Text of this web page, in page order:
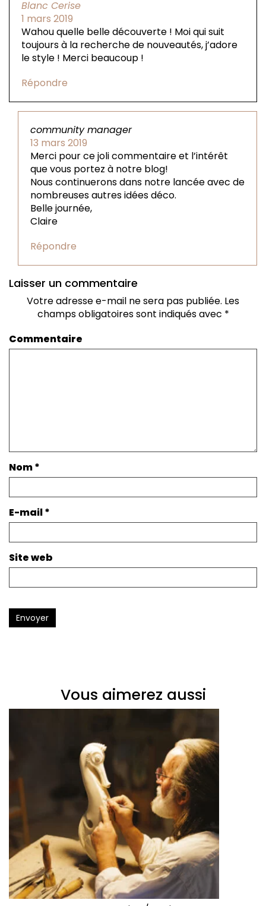
Blanc Cerise
1 mars 2019
Wahou quelle belle découverte ! Moi qui suit
toujours à la recherche de nouveautés, j’adore
le style ! Merci beaucoup !
Répondre
community manager
13 mars 2019
Merci pour ce joli commentaire et l’intérêt
que vous portez à notre blog!
Nous continuerons dans notre lancée avec de
nombreuses autres idées déco.
Belle journée,
Claire
Répondre
Laisser un commentaire
Votre adresse e-mail ne sera pas publiée. Les
champs obligatoires sont indiqués avec *
Commentaire
Nom*
E-mail*
Site web
Envoyer
Vous aimerez aussi